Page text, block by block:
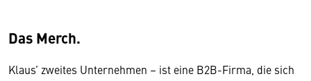
Das Merch.
Klaus’ zweites Unternehmen – ist eine B2B-Firma, die sich